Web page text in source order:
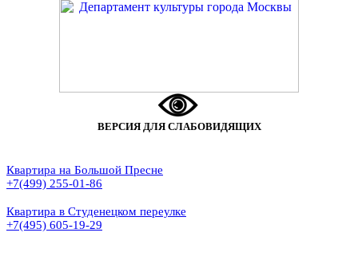
ВЕРСИЯ ДЛЯ СЛАБОВИДЯЩИХ
Квартира на Большой Пресне
+7(499) 255-01-86
Квартира в Студенецком переулке
+7(495) 605-19-29